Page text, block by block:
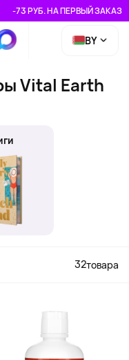
-73 РУБ. НА ПЕРВЫЙ ЗАКАЗ
BY
Vital Earth
32товара